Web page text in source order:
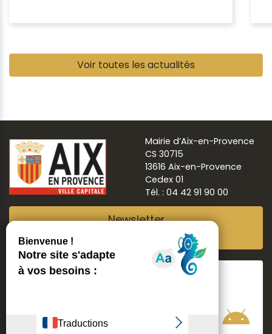
Voir toutes les actualités
Mairie d’Aix-en-Provence
CS 30715
13616 Aix-en-Provence
Cedex 01
Tél. : 04 42 91 90 00
Newsletter
Suivre Aix ma ville